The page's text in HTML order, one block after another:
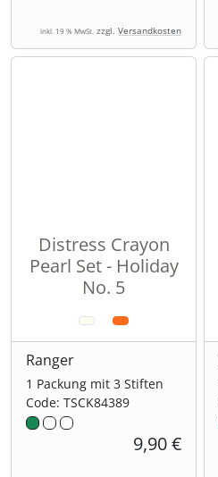
inkl. 19 % MwSt. zzgl. Versandkosten
Distress Crayon
Pearl Set - Holiday
No. 5
Ranger
1 Packung mit 3 Stiften
Code: TSCK84389
9,90 €